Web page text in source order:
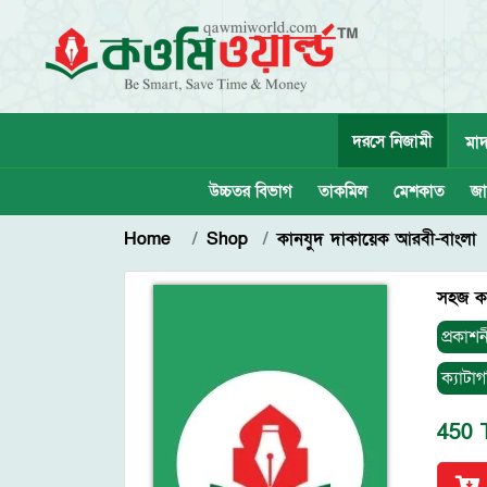
দরসে নিজামী
উচ্চতর বিভাগ তাকমিল মেশকাত
Home Shop কানযুদ দাকায়েক আরবী-বাংলা
সহজ
450